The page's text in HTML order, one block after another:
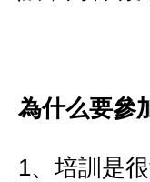
為什么要參
1、培訓是